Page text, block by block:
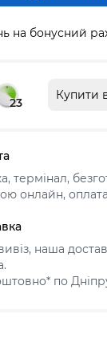
на бонусний
23
Купити
термінал,
онлайн,
наша
по